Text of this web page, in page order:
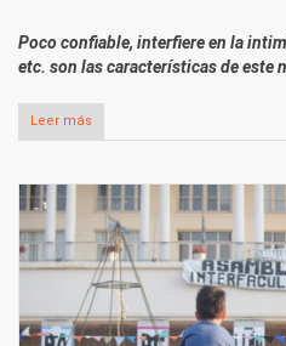
Poco confiable, interfiere en la
etc. son las características de este
Leer más